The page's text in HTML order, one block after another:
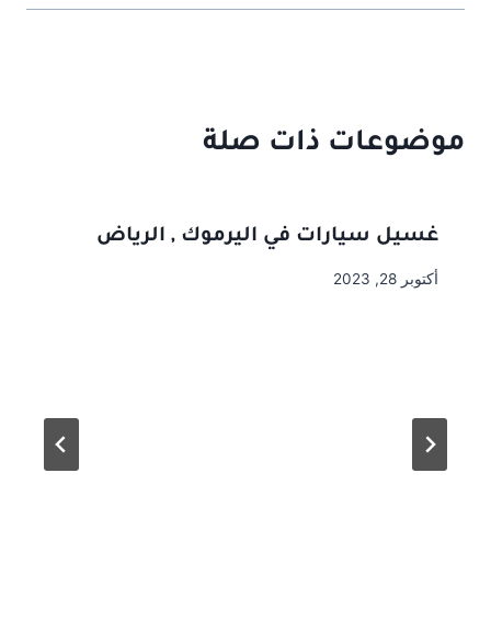
موضوعات ذات صلة
غسيل سيارات في اليرموك , الرياض
أكتوبر 28, 2023